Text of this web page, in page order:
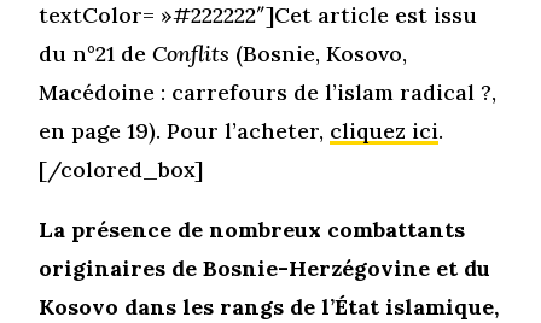
textColor= »#222222″]Cet article est issu
du n°21 deConflits (Bosnie, Kosovo,
Macédoine : carrefours de l’islam radical ?,
en page 19). Pour l’acheter, cliquez ici.
[/colored_box]
La présence de nombreux combattants
originaires de Bosnie-Herzégovine et du
Kosovo dans les rangs de l’État islamique,